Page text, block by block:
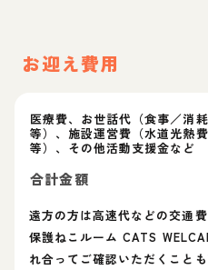
お迎え費用
医療費、お世話代（食事／消
等）、施設運営費（水道光熱
等）、その他活動支援金など
合計金額
遠方の方は高速代などの交通
保護ねこルーム CATS
れ合ってご確認いただくことも